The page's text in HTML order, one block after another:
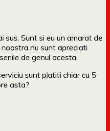
sus. Sunt si eu un amarat de
nu sunt apreciati
de genul acesta.
sunt platiti chiar cu 5
asta?